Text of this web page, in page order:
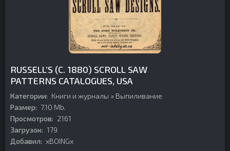
RUSSELL’S (C. 1880) SCROLL SAW
PATTERNS CATALOGUES, USA
Категории: Книги и журналы » Выпиливание
Размер: 7.10 Mb.
Просмотров: 2161
Загрузок: 179
Добавил: xBOINGx